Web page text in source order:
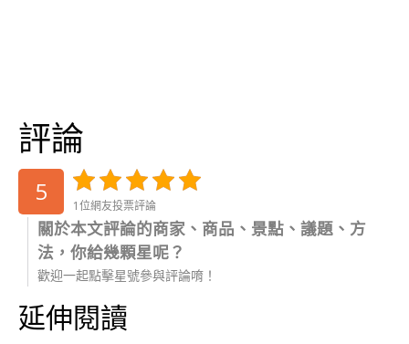
評論
5 1位網友投票評論
關於本文評論的商家、商品、景點、議題、方
法，你給幾顆星呢？
歡迎一起點擊星號參與評論唷！
延伸閱讀